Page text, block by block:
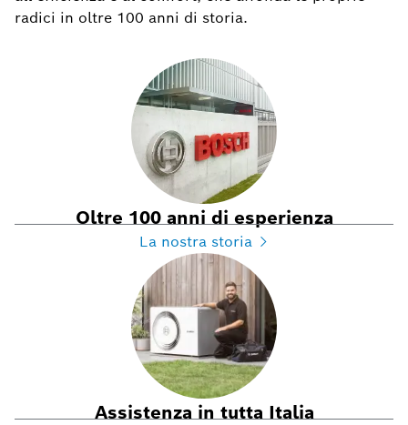
radici in oltre 100 anni di storia.
Oltre 100 anni di esperienza
La nostra storia
Assistenza in tutta Italia